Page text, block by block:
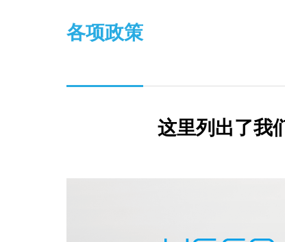
Company
尼关集团
Development
各项政策
这里列出了我